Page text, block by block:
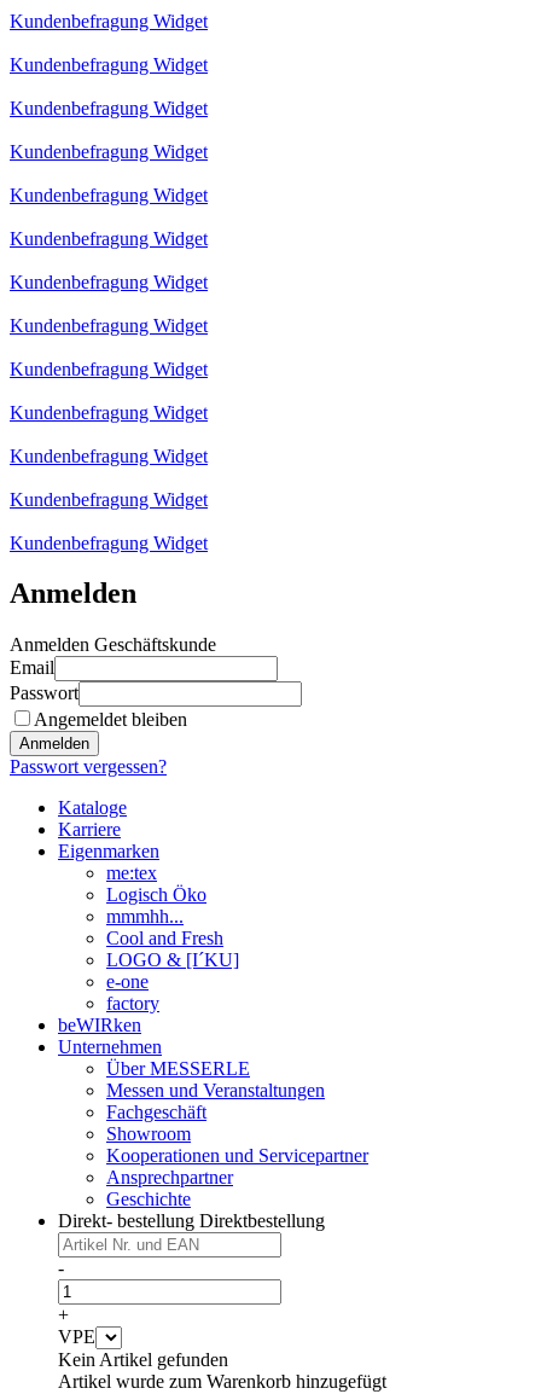
Kundenbefragung Widget
Kundenbefragung Widget
Kundenbefragung Widget
Kundenbefragung Widget
Kundenbefragung Widget
Kundenbefragung Widget
Kundenbefragung Widget
Kundenbefragung Widget
Kundenbefragung Widget
Kundenbefragung Widget
Kundenbefragung Widget
Kundenbefragung Widget
Kundenbefragung Widget
Anmelden
Anmelden Geschäftskunde
Email
Passwort
Angemeldet bleiben
Anmelden
Passwort vergessen?
Kataloge
Karriere
Eigenmarken
me:tex
Logisch Öko
mmmhh...
Cool and Fresh
LOGO & [I´KU]
e-one
factory
beWIRken
Unternehmen
Über MESSERLE
Messen und Veranstaltungen
Fachgeschäft
Showroom
Kooperationen und Servicepartner
Ansprechpartner
Geschichte
Direkt- bestellung Direktbestellung
-
+
VPE
Kein Artikel gefunden
Artikel wurde zum Warenkorb hinzugefügt